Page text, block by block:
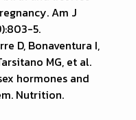
Am J
5.
D, Bonaventura I,
MG, et al.
hormones and
Nutrition.